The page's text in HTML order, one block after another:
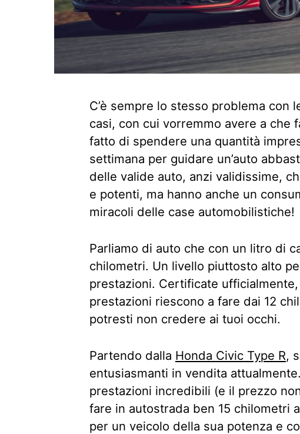
C’è sempre lo stesso problema con
casi, con cui vorremmo avere a che
fatto di spendere una quantità
settimana per guidare un’auto
delle valide auto, anzi validissime,
e potenti, ma hanno anche un
miracoli delle case automobilistiche!
Parliamo di auto che con un litro di
chilometri. Un livello piuttosto alto
prestazioni. Certificate
prestazioni riescono a fare dai 12
potresti non credere ai tuoi occhi.
Partendo dalla Honda Civic Type R,
entusiasmanti in vendita
prestazioni incredibili (e il prezzo
fare in autostrada ben 15 chilometri
per un veicolo della sua potenza e